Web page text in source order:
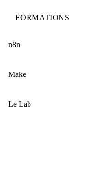
FORMATIONS
n8n
Make
Le Lab